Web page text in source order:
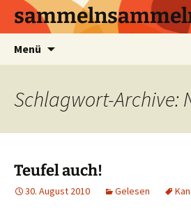
Menü
Schlagwort-Archive:
Teufel auch!
30. August 2010 Gelesen